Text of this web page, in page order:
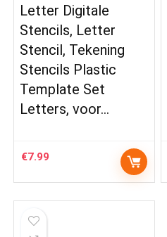
Letter Digitale
Stencils, Letter
Stencil, Tekening
Stencils Plastic
Template Set
Letters, voor…
€7.99